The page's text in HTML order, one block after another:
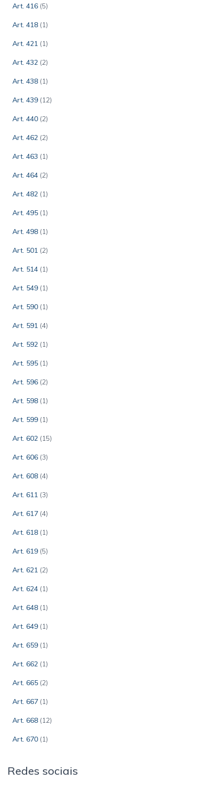
Art. 416 (5)
Art. 418 (1)
Art. 421 (1)
Art. 432 (2)
Art. 438 (1)
Art. 439 (12)
Art. 440 (2)
Art. 462 (2)
Art. 463 (1)
Art. 464 (2)
Art. 482 (1)
Art. 495 (1)
Art. 498 (1)
Art. 501 (2)
Art. 514 (1)
Art. 549 (1)
Art. 590 (1)
Art. 591 (4)
Art. 592 (1)
Art. 595 (1)
Art. 596 (2)
Art. 598 (1)
Art. 599 (1)
Art. 602 (15)
Art. 606 (3)
Art. 608 (4)
Art. 611 (3)
Art. 617 (4)
Art. 618 (1)
Art. 619 (5)
Art. 621 (2)
Art. 624 (1)
Art. 648 (1)
Art. 649 (1)
Art. 659 (1)
Art. 662 (1)
Art. 665 (2)
Art. 667 (1)
Art. 668 (12)
Art. 670 (1)
Redes sociais